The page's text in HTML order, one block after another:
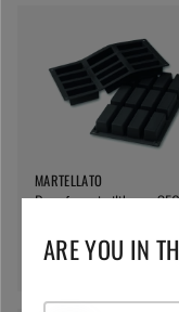
MARTELLATO
Bageform i silikone,
115 kr.
ARE YOU IN